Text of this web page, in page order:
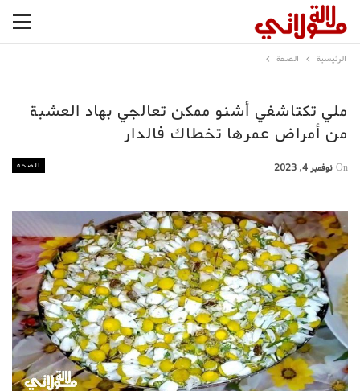
الرئيسية الصحة
ملي تكتاشفي أشنو ممكن تعالجي بهاد العشبة
من أمراض عمرها تخطاك فالدار
الصحة On نوفمبر 4, 2023